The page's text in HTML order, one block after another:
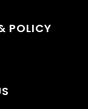
POLICY